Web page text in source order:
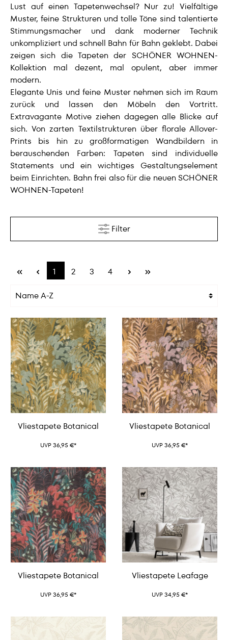
Lust auf einen Tapetenwechsel? Nur zu! Vielfältige
Muster, feine Strukturen und tolle Töne sind talentierte
Stimmungsmacher und dank moderner Technik
unkompliziert und schnell Bahn für Bahn geklebt. Dabei
zeigen sich die Tapeten der SCHÖNER WOHNEN-
Kollektion mal dezent, mal opulent, aber immer
modern.
Elegante Unis und feine Muster nehmen sich im Raum
zurück und lassen den Möbeln den Vortritt.
Extravagante Motive ziehen dagegen alle Blicke auf
sich. Von zarten Textilstrukturen über florale Allover-
Prints bis hin zu großformatigen Wandbildern in
berauschenden Farben: Tapeten sind individuelle
Statements und ein wichtiges Gestaltungselement
beim Einrichten. Bahn frei also für die neuen SCHÖNER
WOHNEN-Tapeten!
Filter
1 2 3 4
Vliestapete Botanical
UVP 36,95 €*
Vliestapete Botanical
UVP 36,95 €*
Vliestapete Botanical
UVP 36,95 €*
Vliestapete Leafage
UVP 34,95 €*